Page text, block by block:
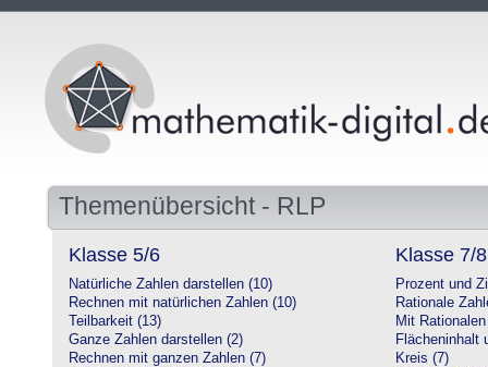
Themenübersicht - RLP
Klasse 5/6
Natürliche Zahlen darstellen (10)
Rechnen mit natürlichen Zahlen (10)
Teilbarkeit (13)
Ganze Zahlen darstellen (2)
Rechnen mit ganzen Zahlen (7)
Klasse 7/8
Prozent und
Rationale
Mit
Flächeninhalt
Kreis (7)